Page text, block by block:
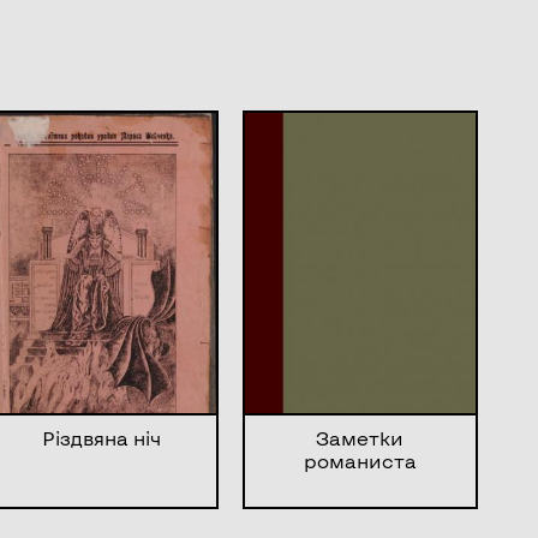
Різдвяна ніч
Заметки
романиста